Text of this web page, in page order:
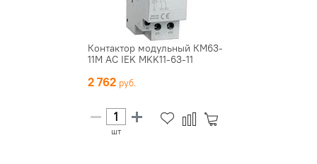
Контактор модульный КМ63-
11М AC IEK MKK11-63-11
2 762
шт